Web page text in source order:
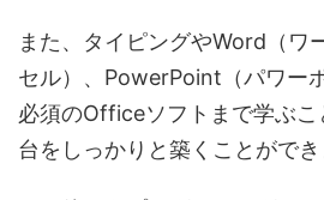
また、タイピングやWord（ワ
セル）、PowerPoint（パワー
必須のOfficeソフトまで学ぶこ
台をしっかりと築くことができ